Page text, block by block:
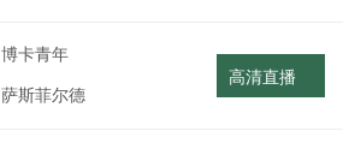
博卡青年
萨斯菲尔德
高清直播